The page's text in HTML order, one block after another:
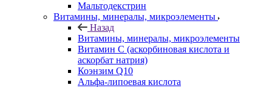
Мальтодекстрин
Витамины, минералы, микроэлементы
Назад
Витамины, минералы, микроэлементы
Витамин C (аскорбиновая кислота и
аскорбат натрия)
Коэнзим Q10
Альфа-липоевая кислота